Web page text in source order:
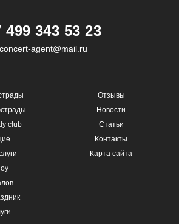
499 343 53 23
concert-agent@mail.ru
club
Отзывы
Новости
Статьи
Контакты
Карта сайта